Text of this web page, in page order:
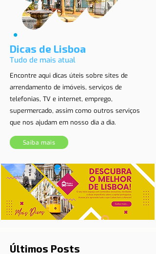
Dicas de Lisboa
Tudo de mais atual
Encontre aqui dicas úteis sobre sites de
arrendamento de imóveis, serviços de
telefonias, TV e internet, emprego,
supermercado, assim como outros serviços
que nos ajudam em nosso dia a dia.
Saiba mais
Últimos Posts